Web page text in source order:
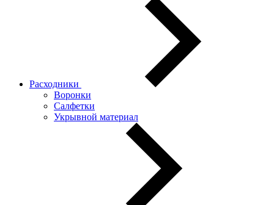
Расходники
Воронки
Салфетки
Укрывной материал